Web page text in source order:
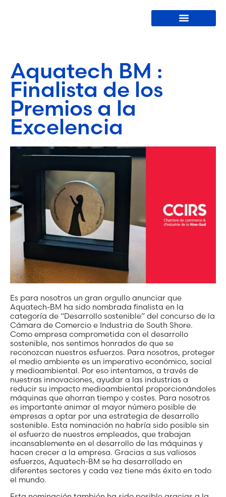
Aquatech BM :
Finalista de los
Premios a la
Excelencia
Es para nosotros un gran orgullo anunciar que
Aquatech-BM ha sido nombrada finalista en la
categoría de “Desarrollo sostenible” del concurso de la
Cámara de Comercio e Industria de South Shore.
Como empresa comprometida con el desarrollo
sostenible, nos sentimos honrados de que se
reconozcan nuestros esfuerzos. Para nosotros, proteger
el medio ambiente es un imperativo económico, social
y medioambiental. Por eso intentamos, a través de
nuestras innovaciones, ayudar a las industrias a
reducir su impacto medioambiental proporcionándoles
máquinas que ahorran tiempo y costes. Para nosotros
es importante animar al mayor número posible de
empresas a optar por una estrategia de desarrollo
sostenible. Esta nominación no habría sido posible sin
el esfuerzo de nuestros empleados, que trabajan
incansablemente en el desarrollo de las máquinas y
hacen crecer a la empresa. Gracias a sus valiosos
esfuerzos, Aquatech-BM se ha desarrollado en
diferentes sectores y cada vez tiene más éxito en todo
el mundo.